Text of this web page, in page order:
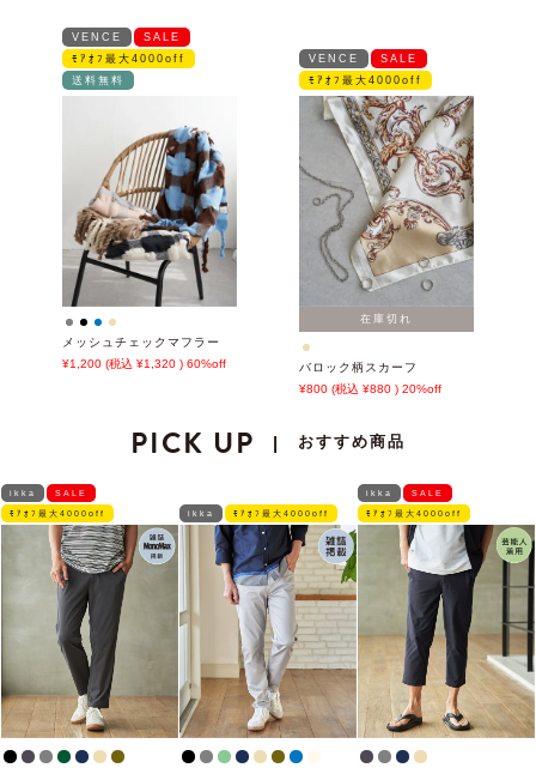
VENCE
SALE
ﾓｱｵﾌ最大4000off
送料無料
メッシュチェックマフラー
1,200
1,320 60%off
VENCE
SALE
ﾓｱｵﾌ最大4000off
在庫切れ
バロック柄スカーフ
800
880 20%off
PICK UP | おすすめ商品
ikka SALE
ﾓｱｵﾌ最大4000off ikka ﾓｱｵﾌ最大4000off
ikka SALE
ﾓｱｵﾌ最大4000off